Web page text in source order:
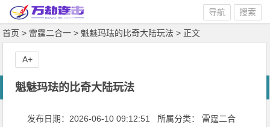
搜索
导航
首页 > 雷霆二合一 > 魁魅玛珐的比奇大陆玩法 > 正文
魁魅玛珐的比奇大陆玩法
发布日期：2026-06-10 09:12:51 所属分类： 雷霆二合
A+